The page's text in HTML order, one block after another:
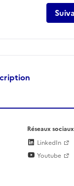
Réseaux sociaux
LinkedIn
Youtube